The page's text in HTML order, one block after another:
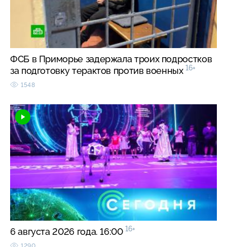
ФСБ в Приморье задержала троих подростков
за подготовку терактов против военных 16+
1548
6 августа 2026 года. 16:00 16+